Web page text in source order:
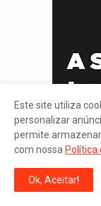
Este site utiliza
personalizar
permite
com nossa Política
Ok, Aceitar!